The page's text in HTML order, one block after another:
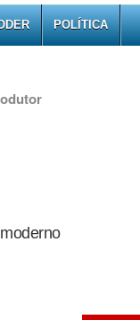
POLÍTICA